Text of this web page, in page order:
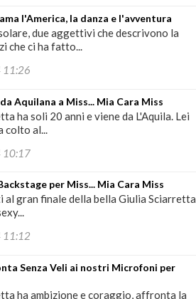
l'America, la danza e l'avventura
due aggettivi che descrivono la
che ci ha fatto...
11:26
Aquilana a Miss... Mia Cara Miss
ha soli 20 anni e viene da L'Aquila. Lei
colto al...
10:17
per Miss... Mia Cara Miss
al gran finale della bella Giulia Sciarretta
11:12
Senza Veli ai nostri Microfoni per
ha ambizione e coraggio, affronta la